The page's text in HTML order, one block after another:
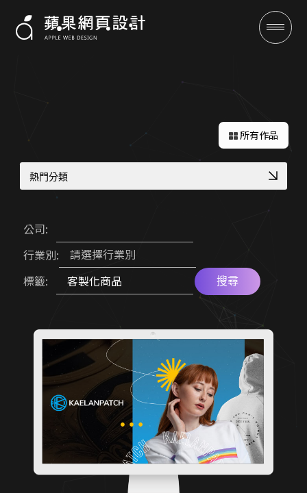
全域行銷
行銷專欄
關於蘋果
所有作品
熱門分類
企業品牌數位轉型
品牌官網改版實績
服務業預約功能整合
網路開店 SEO 策略
RWD 校園官網改版
幼兒園／私校形象網站
RWD 購物車設計
符合醫療法規網頁
國際化企業官網設計
高轉換電商官網
金流物流一站式整合
補習班招生官網實績
機械設備展示方案
形象官網開發方案
在地服務 SEO 佈局
客製化電商功能
公司:
行業別:
請選擇行業別
標籤:
搜尋